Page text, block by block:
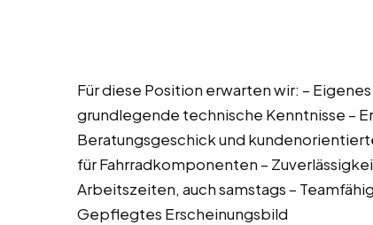
Für diese Position erwarten wir: –
grundlegende technische Kenntnisse –
Beratungsgeschick und
für Fahrradkomponenten –
Arbeitszeiten, auch samstags –
Gepflegtes Erscheinungsbild